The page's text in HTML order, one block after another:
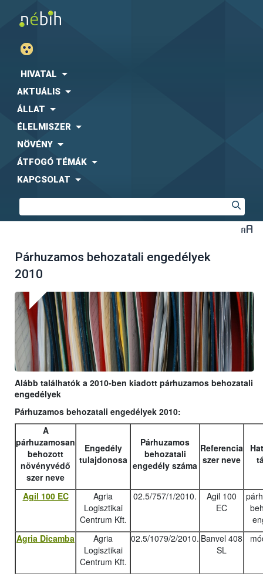
HIVATAL
AKTUÁLIS
ÁLLAT
ÉLELMISZER
NÖVÉNY
ÁTFOGÓ TÉMÁK
KAPCSOLAT
Párhuzamos behozatali engedélyek
2010
Alább találhatók a 2010-ben kiadott párhuzamos behozatali
engedélyek
Párhuzamos behozatali engedélyek 2010:
A
párhuzamosan
behozott
növényvédő
szer neve
Engedély
tulajdonosa
Párhuzamos
behozatali
engedély száma
Referencia
szer neve
Agil 100 EC
Agria
Logisztikai
Centrum Kft.
02.5/757/1/2010.
Agil 100
EC
Agria Dicamba
Agria
Logisztikai
Centrum Kft.
02.5/1079/2/2010. Banvel 408
SL